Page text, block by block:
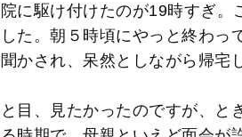
に駆け付けたのが19時すぎ
た。朝５時頃にやっと終わっ
かされ、呆然としながら帰宅
目、見たかったのですが、と